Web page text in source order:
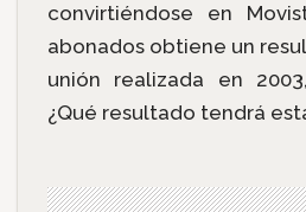
convirtiéndose en
abonados obtiene un
unión realizada en
¿Qué resultado tendrá